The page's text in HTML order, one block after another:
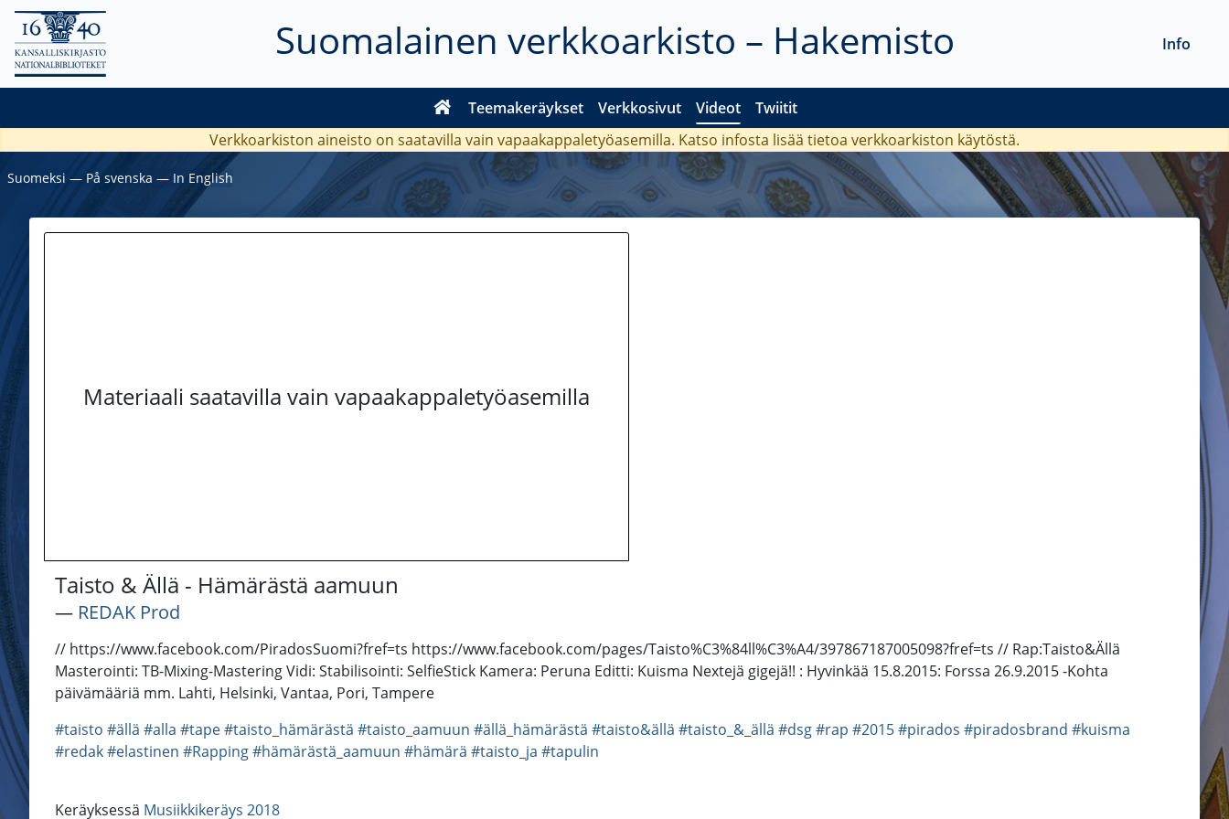
Suomalainen verkkoarkisto – Hakemisto
Teemakeräykset Verkkosivut Videot Twiitit
Info
Verkkoarkiston aineisto on saatavilla vain vapaakappaletyöasemilla. Katso infosta lisää tietoa verkkoarkiston käytöstä.
Suomeksi ― På svenska ― In English
Materiaali saatavilla vain vapaakappaletyöasemilla
Taisto & Ällä - Hämärästä aamuun
― REDAK Prod
// https://www.facebook.com/PiradosSuomi?fref=ts https://www.facebook.com/pages/Taisto%C3%84ll%C3%A4/397867187005098?fref=ts // Rap:Taisto&Ällä
Masterointi: TB-Mixing-Mastering Vidi: Stabilisointi: SelfieStick Kamera: Peruna Editti: Kuisma Nextejä gigejä!! : Hyvinkää 15.8.2015: Forssa 26.9.2015 -Kohta
päivämääriä mm. Lahti, Helsinki, Vantaa, Pori, Tampere
#taisto #ällä #alla #tape#taisto_hämärästä #taisto_aamuun #ällä_hämärästä #taisto&ällä #taisto_&_ällä #dsg#rap #2015#pirados #piradosbrand #kuisma
#redak#elastinen #Rapping#hämärästä_aamuun #hämärä #taisto_ja #tapulin
Keräyksessä Musiikkikeräys 2018